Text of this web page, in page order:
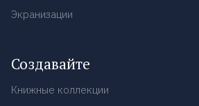
Экранизации
Создавайте
Книжные коллекции